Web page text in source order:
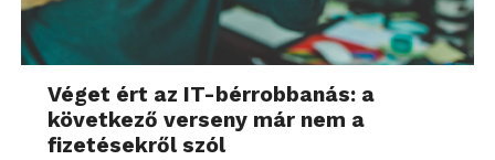
Véget ért az IT-bérrobbanás: a
következő verseny már nem a
fizetésekről szól